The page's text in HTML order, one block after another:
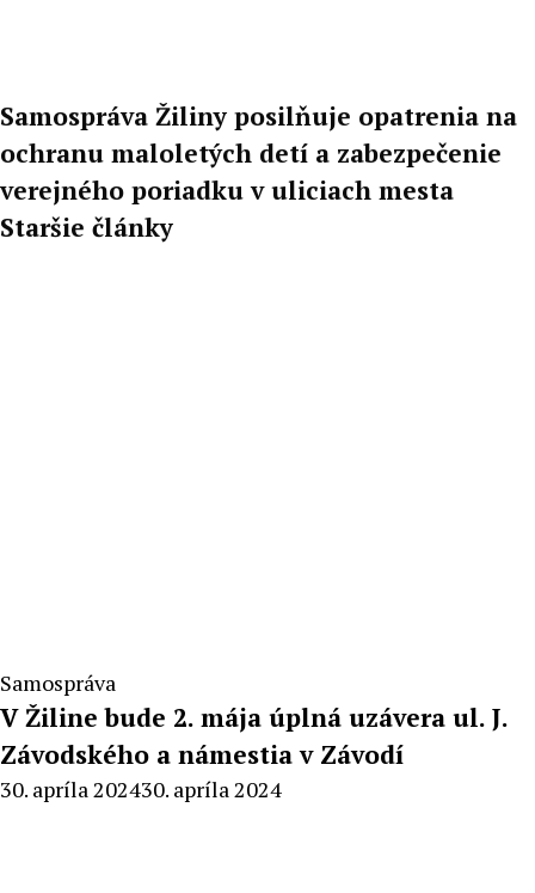
Samospráva Žiliny posilňuje opatrenia na
ochranu maloletých detí a zabezpečenie
verejného poriadku v uliciach mesta
Staršie články
Samospráva
V Žiline bude 2. mája úplná uzávera ul. J.
Závodského a námestia v Závodí
By
30. apríla 202430. apríla 2024